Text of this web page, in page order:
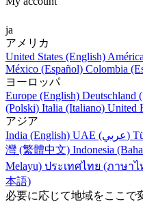
ja
アメリカ
United States (English)
México (Español) Colombia
ヨーロッパ
Europe (English) Deutschland
(Polski) Italia (Italiano) United
アジア
India (English)
UAE (عربي)
灣 (繁體中文) Indonesia
Melayu) ประเทศไทย (ภาษาไ
本語)
必要に応じて地域をここで